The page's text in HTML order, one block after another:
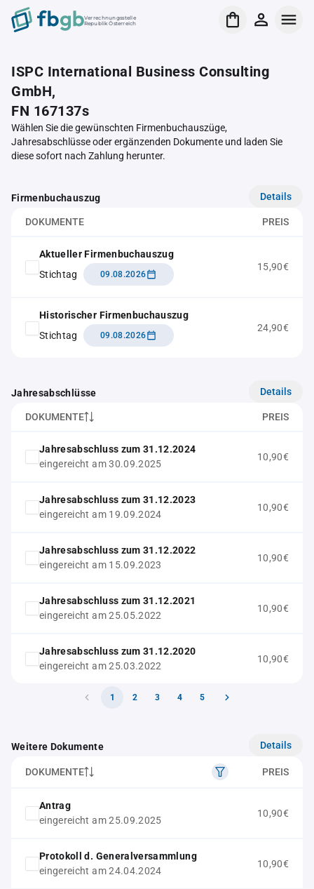
Verrechnungsstelle
Republik Österreich
ISPC International Business Consulting
GmbH,
FN 167137s
Wählen Sie die gewünschten Firmenbuchauszüge,
Jahresabschlüsse oder ergänzenden Dokumente und laden Sie
diese sofort nach Zahlung herunter.
Firmenbuchauszug Details
DOKUMENTE PREIS
Aktueller Firmenbuchauszug
Stichtag
09.08.2026
15,90€
Historischer Firmenbuchauszug
Stichtag
09.08.2026
24,90€
Jahresabschlüsse Details
DOKUMENTE PREIS
Jahresabschluss zum 31.12.2024
eingereicht am 30.09.2025
10,90€
Jahresabschluss zum 31.12.2023
eingereicht am 19.09.2024
10,90€
Jahresabschluss zum 31.12.2022
eingereicht am 15.09.2023
10,90€
Jahresabschluss zum 31.12.2021
eingereicht am 25.05.2022
10,90€
Jahresabschluss zum 31.12.2020
eingereicht am 25.03.2022
10,90€
1 2 3 4 5
Weitere Dokumente Details
DOKUMENTE PREIS
Antrag
eingereicht am 25.09.2025
10,90€
Protokoll d. Generalversammlung
eingereicht am 24.04.2024
10,90€